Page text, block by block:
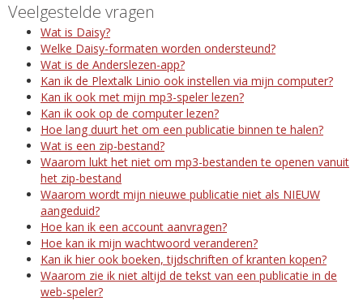
Veelgestelde vragen
Wat is Daisy?
Welke Daisy-formaten worden ondersteund?
Wat is de Anderslezen-app?
Kan ik de Plextalk Linio ook instellen via mijn computer?
Kan ik ook met mijn mp3-speler lezen?
Kan ik ook op de computer lezen?
Hoe lang duurt het om een publicatie binnen te halen?
Wat is een zip-bestand?
Waarom lukt het niet om mp3-bestanden te openen vanuit
het zip-bestand
Waarom wordt mijn nieuwe publicatie niet als NIEUW
aangeduid?
Hoe kan ik een account aanvragen?
Hoe kan ik mijn wachtwoord veranderen?
Kan ik hier ook boeken, tijdschriften of kranten kopen?
Waarom zie ik niet altijd de tekst van een publicatie in de
web-speler?